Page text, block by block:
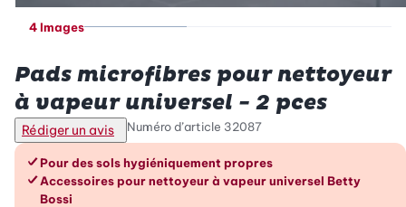
4 Images
Pads microfibres pour nettoyeur
à vapeur universel - 2 pces
Rédiger un avis Numéro d’article 32087
Les avantages en un coup d’œil
Pour des sols hygiéniquement propres
Accessoires pour nettoyeur à vapeur universel Betty
Bossi